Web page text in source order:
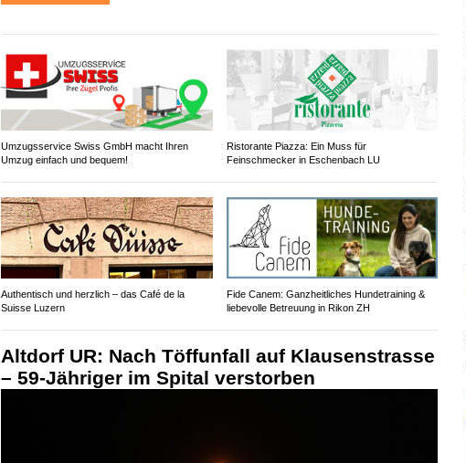
Umzugsservice Swiss GmbH macht Ihren
Umzug einfach und bequem!
Ristorante Piazza: Ein Muss für
Feinschmecker in Eschenbach LU
Authentisch und herzlich – das Café de la
Suisse Luzern
Fide Canem: Ganzheitliches Hundetraining &
liebevolle Betreuung in Rikon ZH
Altdorf UR: Nach Töffunfall auf Klausenstrasse
– 59-Jähriger im Spital verstorben